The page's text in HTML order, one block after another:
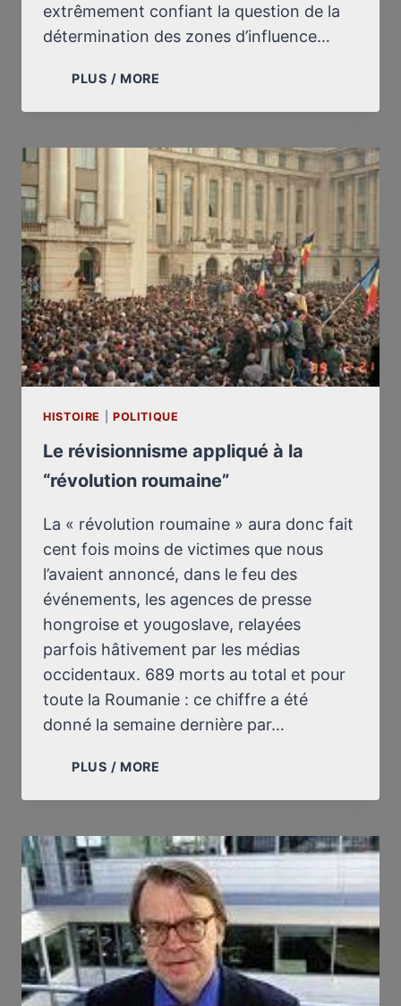
extrêmement confiant la question de la
détermination des zones d’influence…
PLUS / MORE
QUI
LA
SIGNATURE
DU
PACTE
GERMANO-
SOVIÉTIQUE
DU
23
AOÛT
1939
HISTOIRE POLITIQUE
Le révisionnisme appliqué à la
“révolution roumaine”
La « révolution roumaine » aura donc fait
cent fois moins de victimes que nous
l’avaient annoncé, dans le feu des
événements, les agences de presse
hongroise et yougoslave, relayées
parfois hâtivement par les médias
occidentaux. 689 morts au total et pour
toute la Roumanie : ce chiffre a été
donné la semaine dernière par…
PLUS / MORE
APPLIQUÉ
LA
“RÉVOLUTION
ROUMAINE”